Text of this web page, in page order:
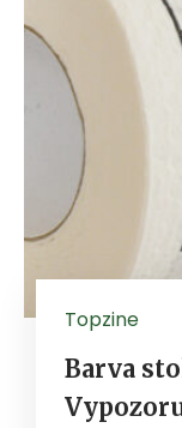
Topzine
Barva